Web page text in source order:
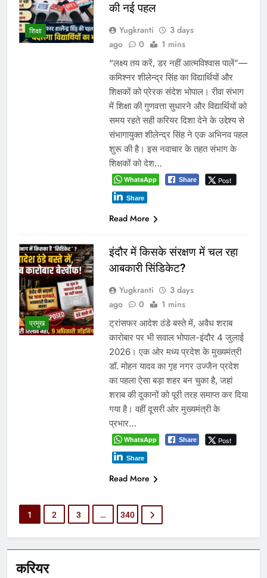
करियर
शिक्षा
की नई पहल
Yugkranti
3 days
ago
0 1 mins
“लक्ष्य तय करें, डर नहीं आत्मविश्वास पालें”—
कमिश्नर शीलेन्द्र सिंह का विद्यार्थियों और
शिक्षकों को प्रेरक संदेश भोपाल। रीवा संभाग
में शिक्षा की गुणवत्ता सुधारने और विद्यार्थियों को
समय रहते सही करियर दिशा देने के उद्देश्य से
संभागायुक्त शीलेन्द्र सिंह ने एक अभिनव पहल
शुरू की है। इस नवाचार के तहत संभाग के
शिक्षकों को देश…
WhatsApp Share Post
Share
Read More
प्रमुख
इंदौर में किसके संरक्षण में चल रहा
आबकारी सिंडिकेट?
Yugkranti
3 days
ago
0 1 mins
ट्रांसफर आदेश ठंडे बस्ते में, अवैध शराब
कारोबार पर भी सवाल भोपाल-इंदौर 4 जुलाई
2026। एक ओर मध्य प्रदेश के मुख्यमंत्री
डॉ. मोहन यादव का गृह नगर उज्जैन प्रदेश
का पहला ऐसा बड़ा शहर बन चुका है, जहां
शराब की दुकानों को पूरी तरह समाप्त कर दिया
गया है। वहीं दूसरी ओर मुख्यमंत्री के
प्रभार…
WhatsApp Share Post
Share
Read More
1 2 3 … 340